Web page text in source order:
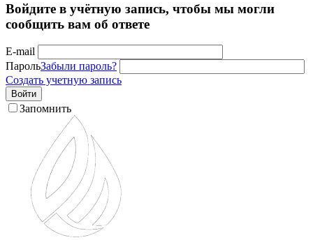
Войдите в учётную запись, чтобы мы могли
сообщить вам об ответе
E-mail
ПарольЗабыли пароль?
Создать учетную запись
Войти
Запомнить